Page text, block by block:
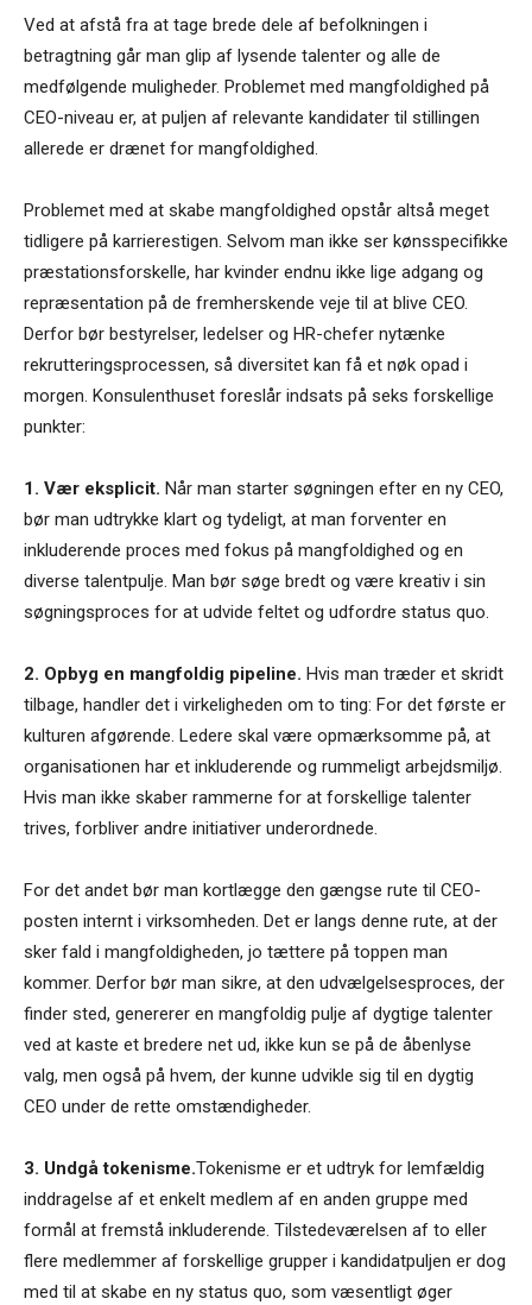
Ved at afstå fra at tage brede dele af befolkningen i
betragtning går man glip af lysende talenter og alle de
medfølgende muligheder. Problemet med mangfoldighed på
CEO-niveau er, at puljen af relevante kandidater til stillingen
allerede er drænet for mangfoldighed.
Problemet med at skabe mangfoldighed opstår altså meget
tidligere på karrierestigen. Selvom man ikke ser kønsspecifikke
præstationsforskelle, har kvinder endnu ikke lige adgang og
repræsentation på de fremherskende veje til at blive CEO.
Derfor bør bestyrelser, ledelser og HR-chefer nytænke
rekrutteringsprocessen, så diversitet kan få et nøk opad i
morgen. Konsulenthuset foreslår indsats på seks forskellige
punkter:
1. Vær eksplicit. Når man starter søgningen efter en ny CEO,
bør man udtrykke klart og tydeligt, at man forventer en
inkluderende proces med fokus på mangfoldighed og en
diverse talentpulje. Man bør søge bredt og være kreativ i sin
søgningsproces for at udvide feltet og udfordre status quo.
2. Opbyg en mangfoldig pipeline. Hvis man træder et skridt
tilbage, handler det i virkeligheden om to ting: For det første er
kulturen afgørende. Ledere skal være opmærksomme på, at
organisationen har et inkluderende og rummeligt arbejdsmiljø.
Hvis man ikke skaber rammerne for at forskellige talenter
trives, forbliver andre initiativer underordnede.
For det andet bør man kortlægge den gængse rute til CEO-
posten internt i virksomheden. Det er langs denne rute, at der
sker fald i mangfoldigheden, jo tættere på toppen man
kommer. Derfor bør man sikre, at den udvælgelsesproces, der
finder sted, genererer en mangfoldig pulje af dygtige talenter
ved at kaste et bredere net ud, ikke kun se på de åbenlyse
valg, men også på hvem, der kunne udvikle sig til en dygtig
CEO under de rette omstændigheder.
3. Undgå tokenisme.Tokenisme er et udtryk for lemfældig
inddragelse af et enkelt medlem af en anden gruppe med
formål at fremstå inkluderende. Tilstedeværelsen af to eller
flere medlemmer af forskellige grupper i kandidatpuljen er dog
med til at skabe en ny status quo, som væsentligt øger